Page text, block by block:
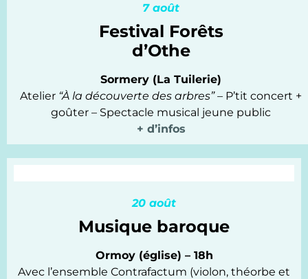
7 août
Festival Forêts
d’Othe
Sormery (La Tuilerie)
Atelier “À la découverte des arbres” – P’tit concert +
goûter – Spectacle musical jeune public
+ d’infos
20 août
Musique baroque
Ormoy (église) – 18h
Avec l’ensemble Contrafactum (violon, théorbe et